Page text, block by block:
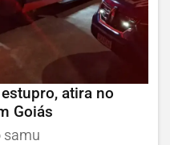
atira no
Goiás
samu